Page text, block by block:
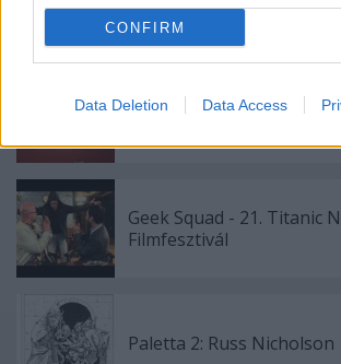
CONFIRM
Data Deletion Data Access
Revenge of the
Geek Squad - 21. Titanic
Filmfesztivál
Paletta 2: Russ Nicholson